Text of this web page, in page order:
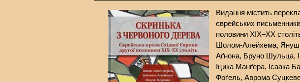
Видання містить
єврейських
половини ХІХ–ХХ
Шолом-Алейхема,
Аґнона, Бруно Шульца,
Іцика Манґера, Ісаака
Фоґель, Аврома